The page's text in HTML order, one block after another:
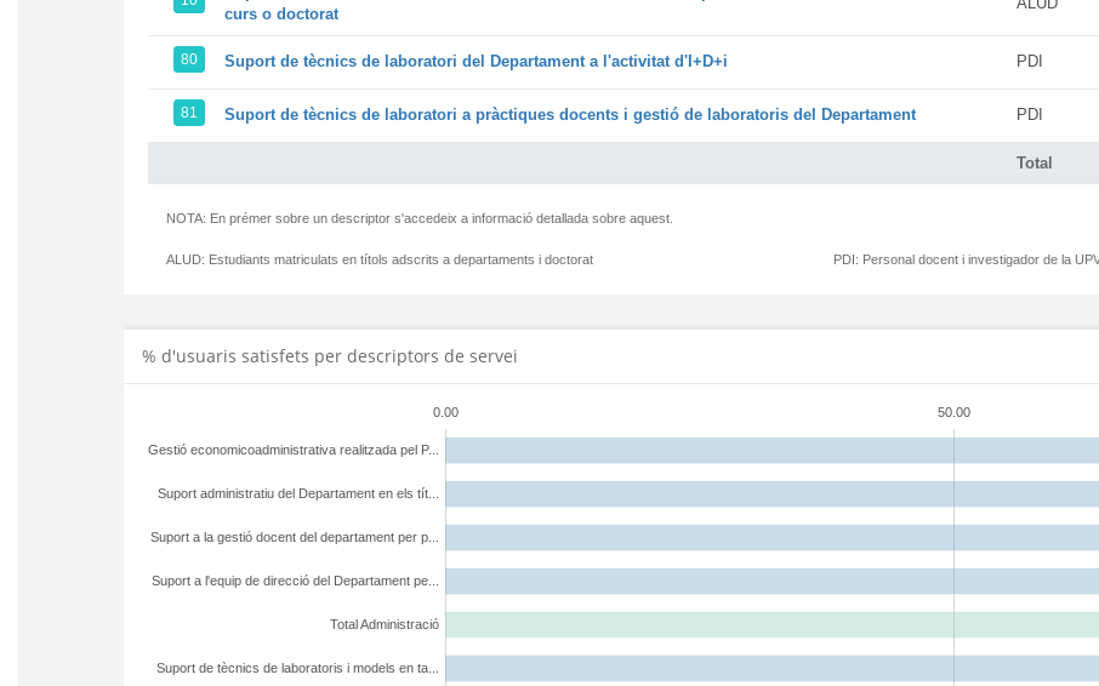
Total
curs o doctorat
80 Suport de tècnics de laboratori del Departament a l'activitat d'I+D+i PDI
81 Suport de tècnics de laboratori a pràctiques docents i gestió de laboratoris del Departament PDI
NOTA: En prémer sobre un descriptor s'accedeix a informació detallada sobre aquest.
ALUD: Estudiants matriculats en títols adscrits a departaments i doctorat PDI: Personal docent i investigador de la
% d'usuaris satisfets per descriptors de servei
0.00 50.00
Suport de tècnics de laboratoris i models en ta...
Total Administració
Suport a l'equip de direcció del Departament pe...
Suport a la gestió docent del departament per p...
Suport administratiu del Departament en els tít...
Gestió economicoadministrativa realitzada pel P...